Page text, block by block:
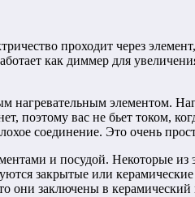
проходит через
как диммер для
элементом.
поэтому вас не бьет током,
соединение. Это очень
и посудой. Некоторые
закрытые или
они заключены в керамический